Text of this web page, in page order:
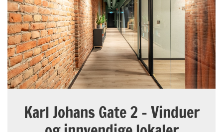
Karl Johans Gate 2 – Vinduer